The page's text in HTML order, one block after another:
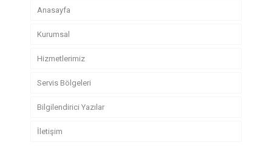
Anasayfa
Kurumsal
Hizmetlerimiz
Servis Bölgeleri
Bilgilendirici Yazılar
İletişim